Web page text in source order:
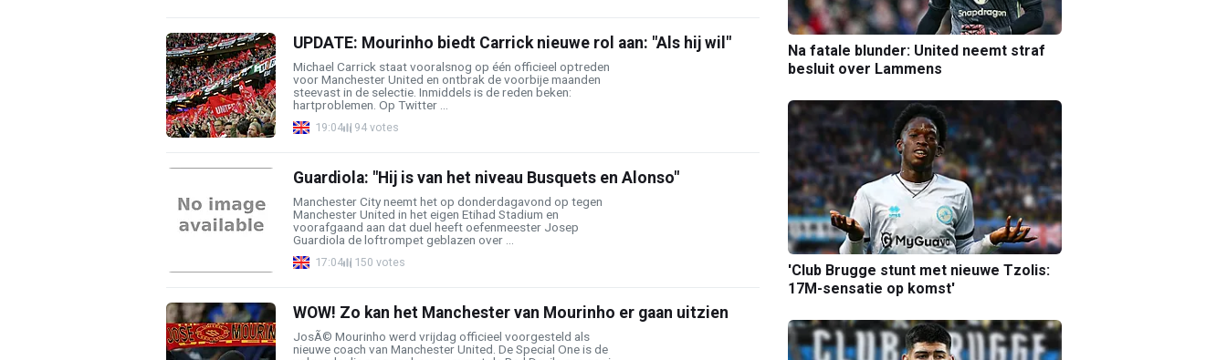
UPDATE: Mourinho biedt Carrick nieuwe rol aan: "Als hij wil"
Michael Carrick staat vooralsnog op één officieel optreden
voor Manchester United en ontbrak de voorbije maanden
steevast in de selectie. Inmiddels is de reden beken:
hartproblemen. Op Twitter ...
19:04 94 votes
Guardiola: "Hij is van het niveau Busquets en Alonso"
Manchester City neemt het op donderdagavond op tegen
Manchester United in het eigen Etihad Stadium en
voorafgaand aan dat duel heeft oefenmeester Josep
Guardiola de loftrompet geblazen over ...
17:04 150 votes
WOW! Zo kan het Manchester van Mourinho er gaan uitzien
JosÃ© Mourinho werd vrijdag officieel voorgesteld als
nieuwe coach van Manchester United. De Special One is de
Na fatale blunder: United neemt straf
besluit over Lammens
'Club Brugge stunt met nieuwe Tzolis:
17M-sensatie op komst'